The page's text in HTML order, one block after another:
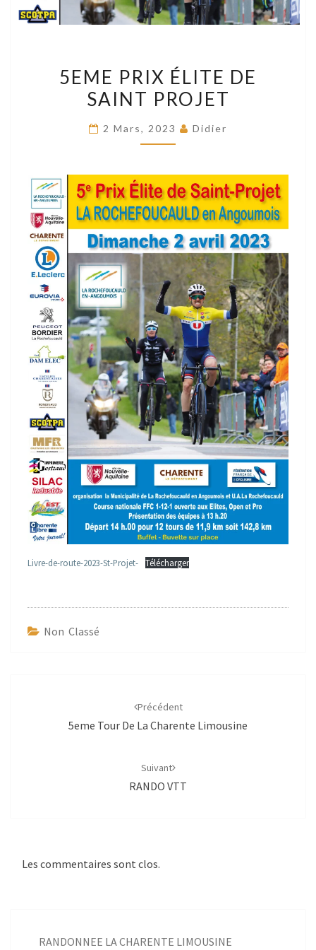
PRIX
ÉLITE
SAINT
5EME PRIX ÉLITE DE
SAINT PROJET
2 Mars, 2023 Didier
Livre-de-route-2023-St-Projet- Télécharger
Non Classé
Précédent
5eme Tour De La Charente Limousine
Suivant
RANDO VTT
Les commentaires sont clos.
RANDONNEE LA CHARENTE LIMOUSINE